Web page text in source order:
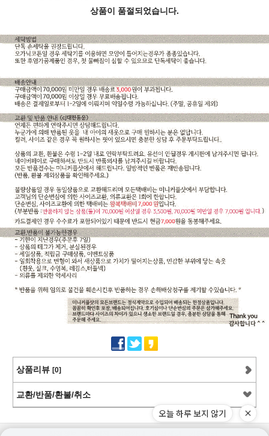
상품이 품절되었습니다.
상품리뷰 [0]
교환/반품/환불/취소
오늘 하루 보지 않기